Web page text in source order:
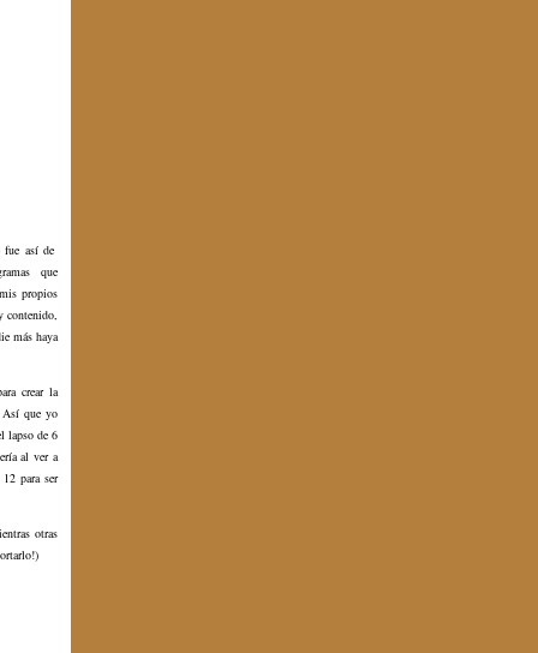
fue así de
que
propios
contenido,
más haya
crear la
Así que yo
lapso de 6
al ver a
para ser
otras